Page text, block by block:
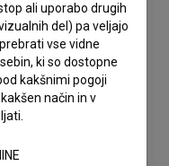
ali uporabo drugih
del) pa veljajo
vse vidne
ki so dostopne
kakšnimi pogoji
način in v